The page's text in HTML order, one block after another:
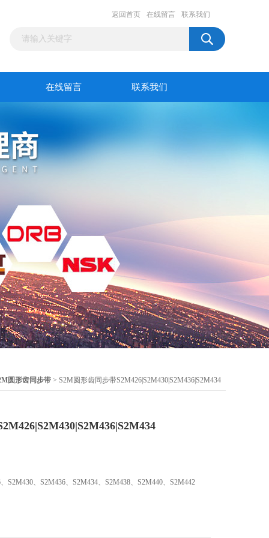
返回首页 在线留言 联系我们
在线留言 联系我们
圆形齿同步带 > S2M圆形齿同步带S2M426|S2M430|S2M436|S2M434
S2M430、S2M436、S2M434、S2M438、S2M440、S2M442